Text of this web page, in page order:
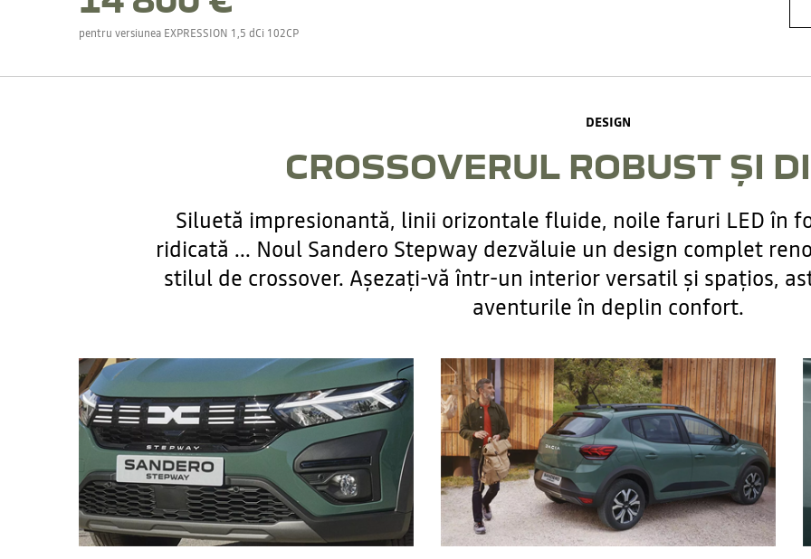
pentru versiunea EXPRESSION 1,5 dCi 102CP
DESIGN
CROSSOVERUL ROBUST ȘI
Siluetă impresionantă, linii orizontale fluide, noile faruri LED în
ridicată ... Noul Sandero Stepway dezvăluie un design complet
stilul de crossover. Așezați-vă într-un interior versatil și spațios,
aventurile în deplin confort.